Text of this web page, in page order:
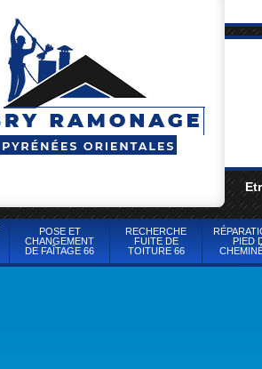
POSE ET
CHANGEMENT
DE FAÎTAGE 66
RECHERCHE
FUITE DE
TOITURE 66
PIED